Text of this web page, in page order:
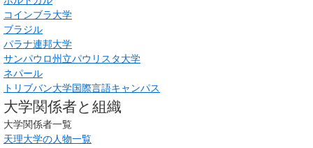
コインブラ大学
ブラジル
パラナ連邦大学
サンパウロ州立パウリスタ大学
ネパール
トリブバン大学国際言語キャンパス
大学関係者と組織
大学関係者一覧
天理大学の人物一覧